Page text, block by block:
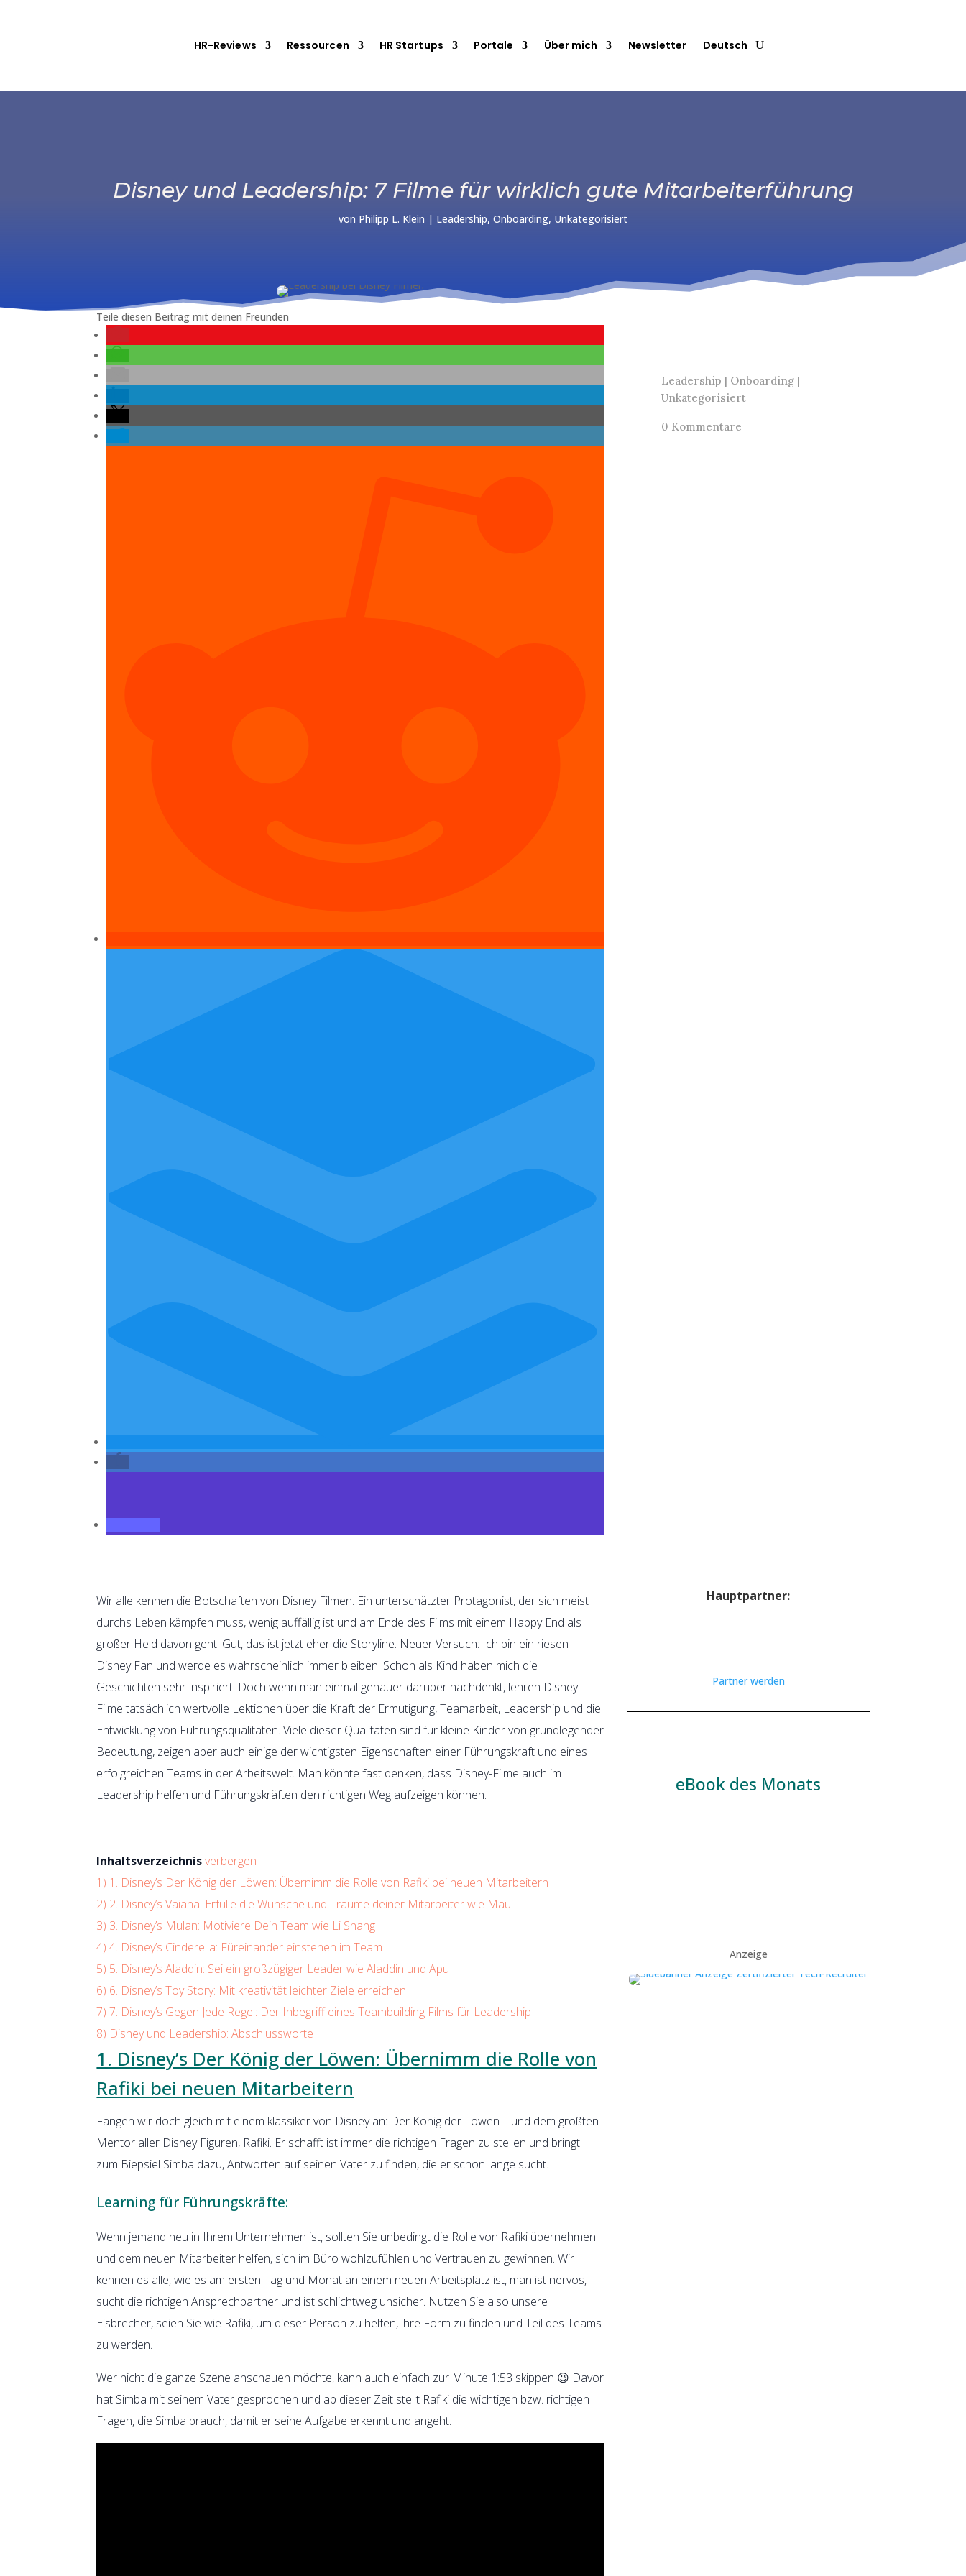
HR-Reviews Ressourcen HR Startups Portale Über mich Newsletter Deutsch
Disney und Leadership: 7 Filme für wirklich gute Mitarbeiterführung
von Philipp L. Klein | Leadership, Onboarding, Unkategorisiert
Teile diesen Beitrag mit deinen Freunden
Leadership | Onboarding |
Unkategorisiert
0 Kommentare
Wir alle kennen die Botschaften von Disney Filmen. Ein unterschätzter Protagonist, der sich meist
durchs Leben kämpfen muss, wenig auffällig ist und am Ende des Films mit einem Happy End als
großer Held davon geht. Gut, das ist jetzt eher die Storyline. Neuer Versuch: Ich bin ein riesen
Disney Fan und werde es wahrscheinlich immer bleiben. Schon als Kind haben mich die
Geschichten sehr inspiriert. Doch wenn man einmal genauer darüber nachdenkt, lehren Disney-
Filme tatsächlich wertvolle Lektionen über die Kraft der Ermutigung, Teamarbeit, Leadership und die
Entwicklung von Führungsqualitäten. Viele dieser Qualitäten sind für kleine Kinder von grundlegender
Bedeutung, zeigen aber auch einige der wichtigsten Eigenschaften einer Führungskraft und eines
erfolgreichen Teams in der Arbeitswelt. Man könnte fast denken, dass Disney-Filme auch im
Leadership helfen und Führungskräften den richtigen Weg aufzeigen können.
Inhaltsverzeichnis verbergen
1) 1. Disney’s Der König der Löwen: Übernimm die Rolle von Rafiki bei neuen Mitarbeitern
2) 2. Disney’s Vaiana: Erfülle die Wünsche und Träume deiner Mitarbeiter wie Maui
3) 3. Disney’s Mulan: Motiviere Dein Team wie Li Shang
4) 4. Disney’s Cinderella: Füreinander einstehen im Team
5) 5. Disney’s Aladdin: Sei ein großzügiger Leader wie Aladdin und Apu
6) 6. Disney’s Toy Story: Mit kreativität leichter Ziele erreichen
7) 7. Disney’s Gegen Jede Regel: Der Inbegriff eines Teambuilding Films für Leadership
8) Disney und Leadership: Abschlussworte
1. Disney’s Der König der Löwen: Übernimm die Rolle von
Rafiki bei neuen Mitarbeitern
Fangen wir doch gleich mit einem klassiker von Disney an: Der König der Löwen – und dem größten
Mentor aller Disney Figuren, Rafiki. Er schafft ist immer die richtigen Fragen zu stellen und bringt
zum Biepsiel Simba dazu, Antworten auf seinen Vater zu finden, die er schon lange sucht.
Learning für Führungskräfte:
Wenn jemand neu in Ihrem Unternehmen ist, sollten Sie unbedingt die Rolle von Rafiki übernehmen
und dem neuen Mitarbeiter helfen, sich im Büro wohlzufühlen und Vertrauen zu gewinnen. Wir
kennen es alle, wie es am ersten Tag und Monat an einem neuen Arbeitsplatz ist, man ist nervös,
sucht die richtigen Ansprechpartner und ist schlichtweg unsicher. Nutzen Sie also unsere
Eisbrecher, seien Sie wie Rafiki, um dieser Person zu helfen, ihre Form zu finden und Teil des Teams
zu werden.
Wer nicht die ganze Szene anschauen möchte, kann auch einfach zur Minute 1:53 skippen 😉 Davor
hat Simba mit seinem Vater gesprochen und ab dieser Zeit stellt Rafiki die wichtigen bzw. richtigen
Fragen, die Simba brauch, damit er seine Aufgabe erkennt und angeht.
Hauptpartner:
Partner werden
eBook des Monats
Anzeige